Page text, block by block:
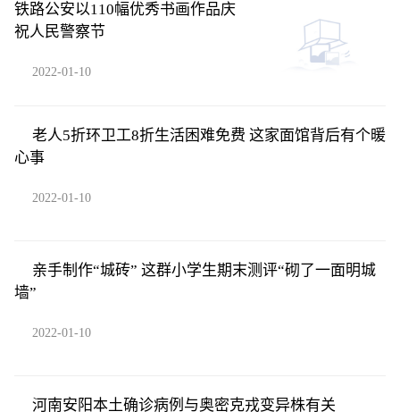
铁路公安以110幅优秀书画作品庆
祝人民警察节
2022-01-10
老人5折环卫工8折生活困难免费 这家面馆背后有个暖
心事
2022-01-10
亲手制作“城砖” 这群小学生期末测评“砌了一面明城
墙”
2022-01-10
河南安阳本土确诊病例与奥密克戎变异株有关